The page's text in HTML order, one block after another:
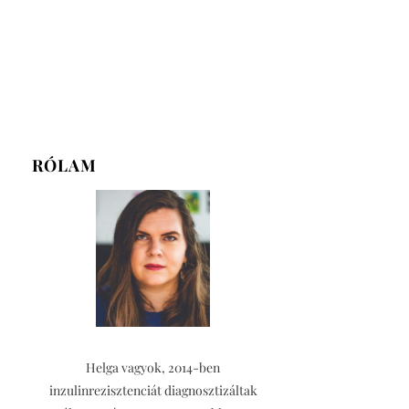
RÓLAM
Helga vagyok, 2014-ben
inzulinrezisztenciát diagnosztizáltak